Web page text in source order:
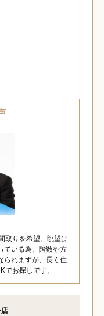
取りを希望。眺望は
ている為、階数や方
られますが、長く住
でお探しです。
店